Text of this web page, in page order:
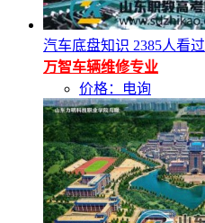
汽车底盘知识 2385人看过
万智车辆维修专业
价格：电询